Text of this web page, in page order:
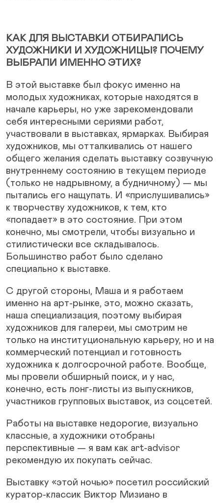
КАК ДЛЯ ВЫСТАВКИ ОТБИРАЛИСЬ
ХУДОЖНИКИ И ХУДОЖНИЦЫ? ПОЧЕМУ
ВЫБРАЛИ ИМЕННО ЭТИХ?
В этой выставке был фокус именно на
молодых художниках, которые находятся в
начале карьеры, но уже зарекомендовали
себя интересными сериями работ,
участвовали в выставках, ярмарках. Выбирая
художников, мы отталкивались от нашего
общего желания сделать выставку созвучную
внутреннему состоянию в текущем периоде
(только не надрывному, а будничному) — мы
пытались его нащупать. И «прислушивались»
к творчеству художников, к тем, кто
«попадает» в это состояние. При этом
конечно, мы смотрели, чтобы визуально и
стилистически все складывалось.
Большинство работ было сделано
специально к выставке.
С другой стороны, Маша и я работаем
именно на арт-рынке, это, можно сказать,
наша специализация, поэтому выбирая
художников для галереи, мы смотрим не
только на институциональную карьеру, но и на
коммерческий потенциал и готовность
художника к долгосрочной работе. Вообще,
мы провели обширный поиск, и у нас,
конечно, есть лонг-листы из выпускников,
участников групповых выставок, из соцсетей.
Работы на выставке недорогие, визуально
классные, а художники отобраны
перспективные — я вам как art-advisor
рекомендую их покупать сейчас.
Выставку «этой ночью» посетил российский
куратор-классик Виктор Мизиано в